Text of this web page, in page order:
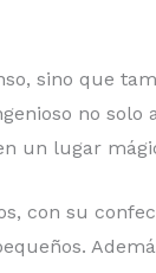
sino que
no
un lugar
con su